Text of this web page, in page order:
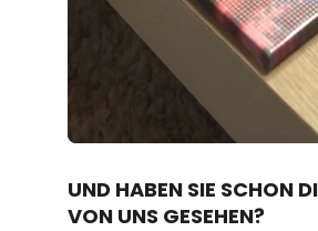
95.21%
UND HABEN SIE SCHON
VON UNS GESEHEN?